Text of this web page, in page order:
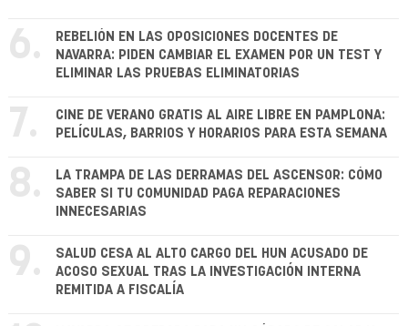
6.
REBELIÓN EN LAS OPOSICIONES DOCENTES DE
NAVARRA: PIDEN CAMBIAR EL EXAMEN POR UN TEST Y
ELIMINAR LAS PRUEBAS ELIMINATORIAS
7.
CINE DE VERANO GRATIS AL AIRE LIBRE EN PAMPLONA:
PELÍCULAS, BARRIOS Y HORARIOS PARA ESTA SEMANA
8.
LA TRAMPA DE LAS DERRAMAS DEL ASCENSOR: CÓMO
SABER SI TU COMUNIDAD PAGA REPARACIONES
INNECESARIAS
9.
SALUD CESA AL ALTO CARGO DEL HUN ACUSADO DE
ACOSO SEXUAL TRAS LA INVESTIGACIÓN INTERNA
REMITIDA A FISCALÍA